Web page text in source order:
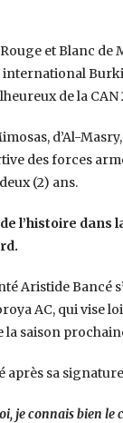
et Blanc de
international
de la CAN
d’Al-
des forces
(2) ans.
de l’histoire dans
Aristide Bancé
AC, qui vise
saison
après sa
je connais bien le